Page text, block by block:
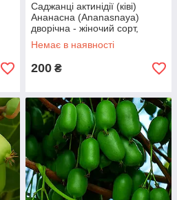
Саджанці актинідії (ківі)
Ананасна (Ananasnaya)
дворічна - жіночий сорт,
морозостійка, урожайна С1.5
Немає в наявності
200 ₴